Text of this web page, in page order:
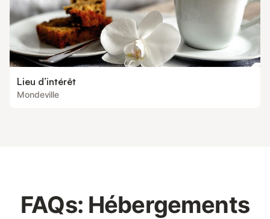
Lieu d’intérêt
Mondeville
FAQs: Hébergements